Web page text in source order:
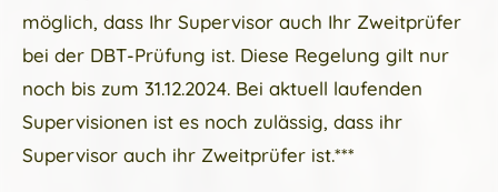
möglich, dass Ihr Supervisor auch Ihr Zweitprüfer
bei der DBT-Prüfung ist. Diese Regelung gilt nur
noch bis zum 31.12.2024. Bei aktuell laufenden
Supervisionen ist es noch zulässig, dass ihr
Supervisor auch ihr Zweitprüfer ist.***